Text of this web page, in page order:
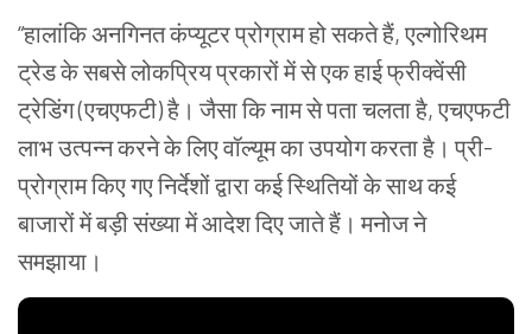
“हालांकि अनगिनत कंप्यूटर प्रोग्राम हो सकते हैं, एल्गोरिथम
ट्रेड के सबसे लोकप्रिय प्रकारों में से एक हाई फ्रीक्वेंसी
ट्रेडिंग (एचएफटी) है। जैसा कि नाम से पता चलता है, एचएफटी
लाभ उत्पन्न करने के लिए वॉल्यूम का उपयोग करता है। प्री-
प्रोग्राम किए गए निर्देशों द्वारा कई स्थितियों के साथ कई
बाजारों में बड़ी संख्या में आदेश दिए जाते हैं। मनोज ने
समझाया।